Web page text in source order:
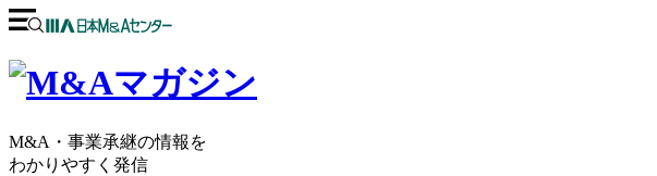
M&A・事業承継の情報を
わかりやすく発信